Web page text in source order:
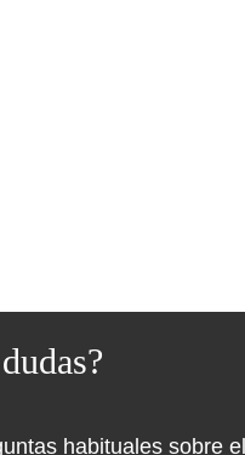
habituales sobre el